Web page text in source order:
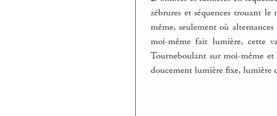
zébrures et séquences trouant
même, seulement où
moi-même fait lumière, cette
Tourneboulant sur moi-même
doucement lumière fixe, lumière